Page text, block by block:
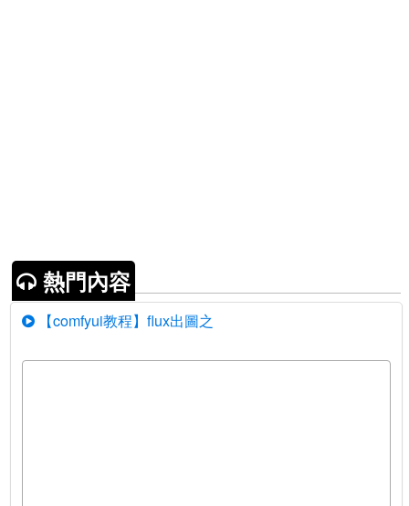
熱門內容
【comfyui教程】flux出圖之